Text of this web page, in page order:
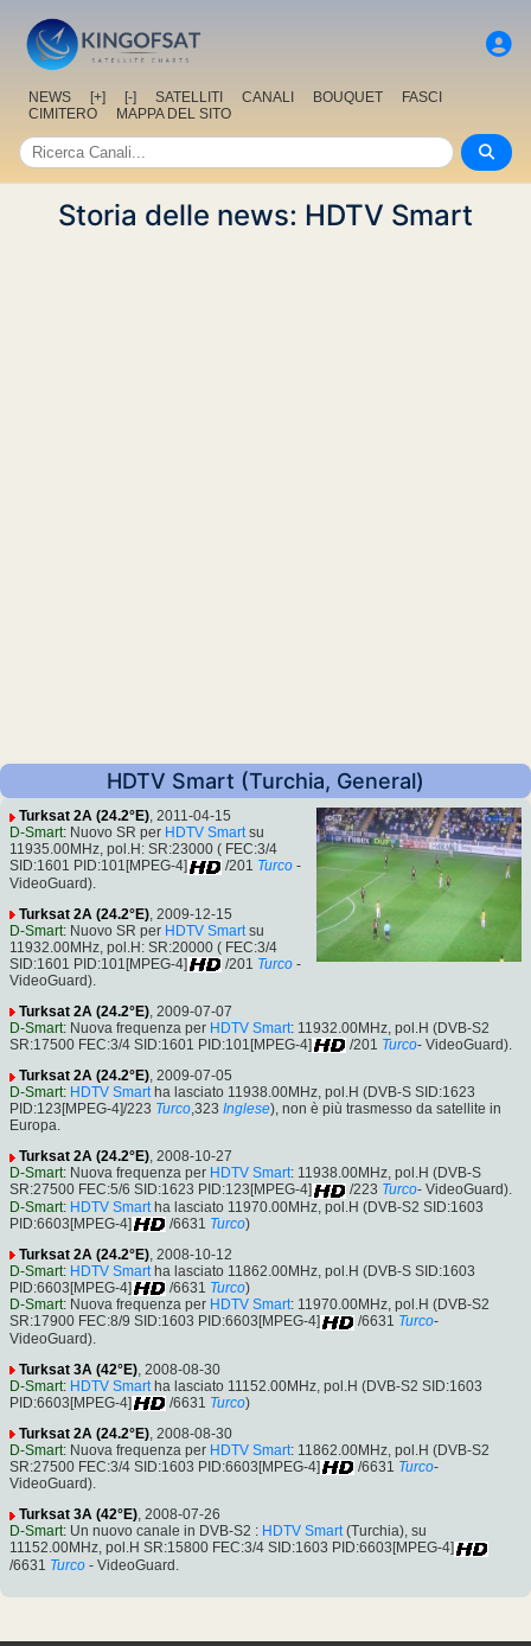
NEWS [+] [-] SATELLITI CANALI BOUQUET
FASCI
CIMITERO
MAPPA DEL SITO
Storia delle news: HDTV Smart
HDTV Smart (Turchia, General)
Turksat 2A (24.2°E), 2011-04-15
D-Smart: Nuovo SR per HDTV Smartsu
11935.00MHz, pol.H: SR:23000 ( FEC:3/4
SID:1601 PID:101[MPEG-4]
/201 Turco -
VideoGuard).
Turksat 2A (24.2°E) , 2009-12-15
D-Smart: Nuovo SR per HDTV Smart su
11932.00MHz, pol.H: SR:20000 ( FEC:3/4
SID:1601 PID:101[MPEG-4]
/201 Turco -
VideoGuard).
Turksat 2A (24.2°E), 2009-07-07
D-Smart: Nuova frequenza per HDTV Smart: 11932.00MHz, pol.H (DVB-S2
SR:17500 FEC:3/4 SID:1601 PID:101[MPEG-4]
/201 Turco- VideoGuard).
Turksat 2A (24.2°E), 2009-07-05
D-Smart: HDTV Smartha lasciato 11938.00MHz, pol.H (DVB-S SID:1623
PID:123[MPEG-4]/223 Turco,323 Inglese), non è più trasmesso da satellite in
Europa.
Turksat 2A (24.2°E), 2008-10-27
D-Smart: Nuova frequenza per HDTV Smart: 11938.00MHz, pol.H (DVB-S
SR:27500 FEC:5/6 SID:1623 PID:123[MPEG-4]
/223 Turco- VideoGuard).
D-Smart: HDTV Smart ha lasciato 11970.00MHz, pol.H (DVB-S2 SID:1603
PID:6603[MPEG-4]
/6631 Turco)
Turksat 2A (24.2°E), 2008-10-12
D-Smart: HDTV Smartha lasciato 11862.00MHz, pol.H (DVB-S SID:1603
PID:6603[MPEG-4]
/6631 Turco)
D-Smart: Nuova frequenza per HDTV Smart: 11970.00MHz, pol.H (DVB-S2
SR:17900 FEC:8/9 SID:1603 PID:6603[MPEG-4]
/6631 Turco-
VideoGuard).
Turksat 3A (42°E) , 2008-08-30
D-Smart: HDTV Smart ha lasciato 11152.00MHz, pol.H (DVB-S2 SID:1603
PID:6603[MPEG-4]
/6631 Turco)
Turksat 2A (24.2°E), 2008-08-30
D-Smart: Nuova frequenza per HDTV Smart: 11862.00MHz, pol.H (DVB-S2
SR:27500 FEC:3/4 SID:1603 PID:6603[MPEG-4]
/6631 Turco-
VideoGuard).
Turksat 3A (42°E), 2008-07-26
D-Smart: Un nuovo canale in DVB-S2 : HDTV Smart(Turchia), su
11152.00MHz, pol.H SR:15800 FEC:3/4 SID:1603 PID:6603[MPEG-4]
/6631 Turco - VideoGuard.